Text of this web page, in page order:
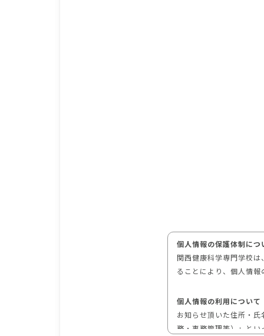
個人情報の保護体制につ
関西健康科学専門学校
ることにより、個人情
個人情報の利用について
お知らせ頂いた住所・
務・事務管理等）」と